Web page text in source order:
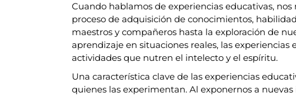
Cuando hablamos de experiencias educativas,
proceso de adquisición de conocimientos,
maestros y compañeros hasta la exploración de
aprendizaje en situaciones reales, las
actividades que nutren el intelecto y el espíritu.
Una característica clave de las experiencias
quienes las experimentan. Al exponernos a